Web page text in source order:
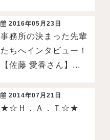
2016年05月23日
事務所の決まった先輩
たちへインタビュー！
【佐藤 愛香さん】...
2014年07月21日
★☆Ｈ．Ａ．Ｔ☆★